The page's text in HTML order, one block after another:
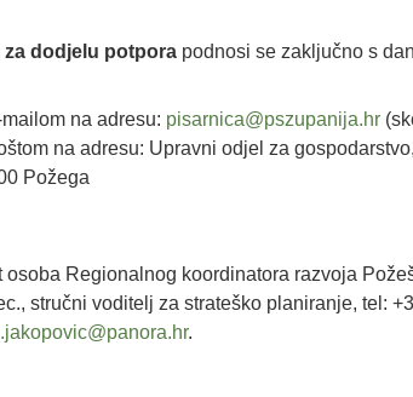
za dodjelu potpora podnosi se zaključno s
na adresu: pisarnica@pszupanija.hr
na adresu: Upravni odjel za
Požega
osoba Regionalnog koordinatora razvoja
stručni voditelj za strateško planiranje, tel:
.